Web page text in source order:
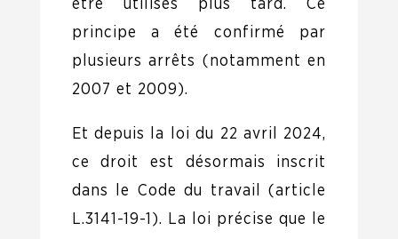
être utilisés plus tard. Ce
principe a été confirmé par
plusieurs arrêts (notamment en
2007 et 2009).
Et depuis la loi du 22 avril 2024,
ce droit est désormais inscrit
dans le Code du travail (article
L.3141-19-1). La loi précise que le